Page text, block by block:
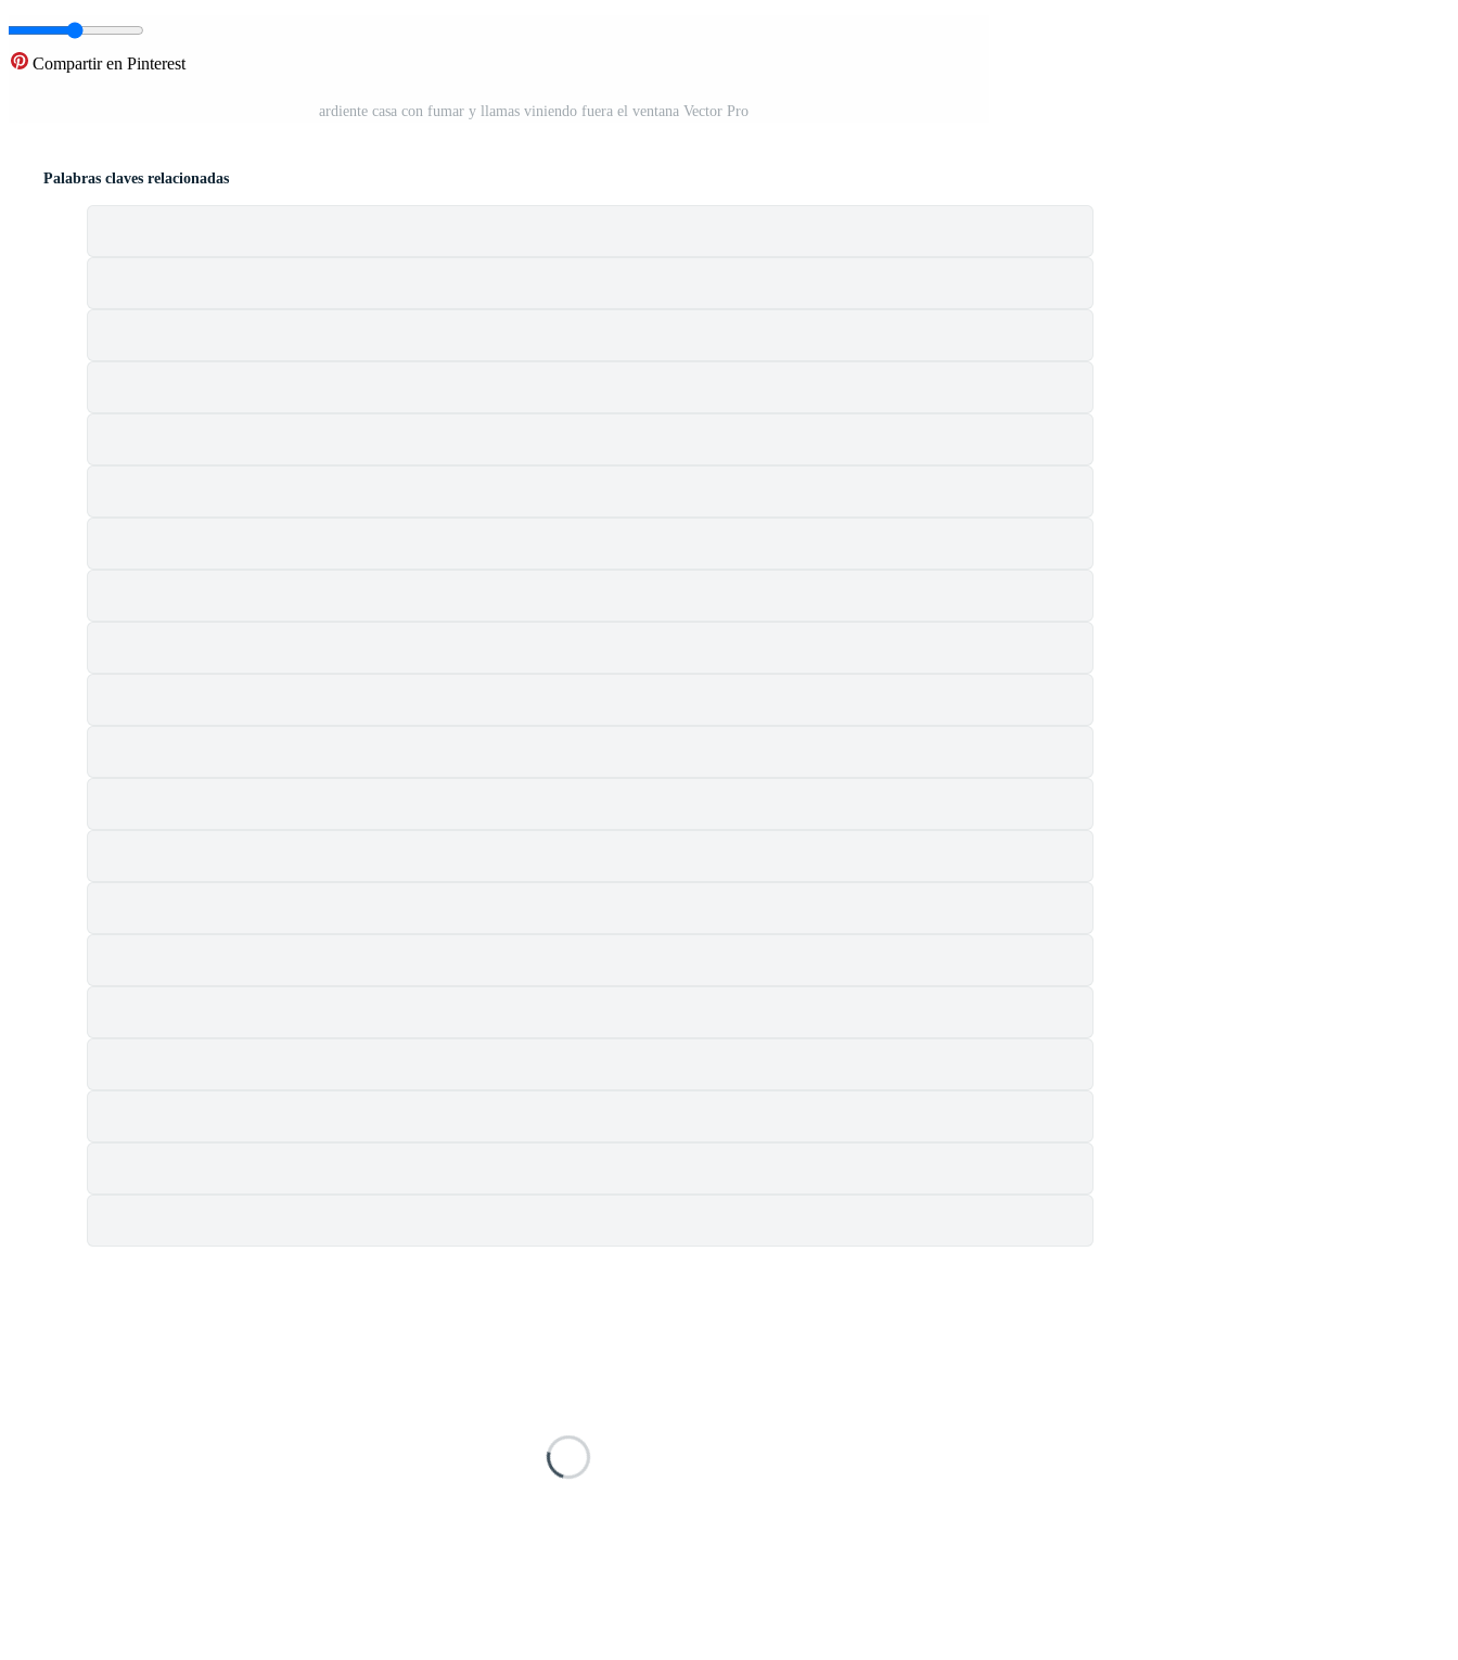
Compartir en Pinterest
ardiente casa con fumar y llamas viniendo fuera el ventana Vector Pro
Palabras claves relacionadas